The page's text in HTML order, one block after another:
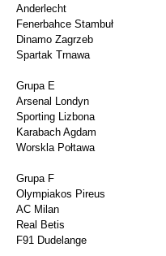
Anderlecht
Fenerbahce Stambuł
Dinamo Zagrzeb
Spartak Trnawa
Grupa E
Arsenal Londyn
Sporting Lizbona
Karabach Agdam
Worskla Połtawa
Grupa F
Olympiakos Pireus
AC Milan
Real Betis
F91 Dudelange